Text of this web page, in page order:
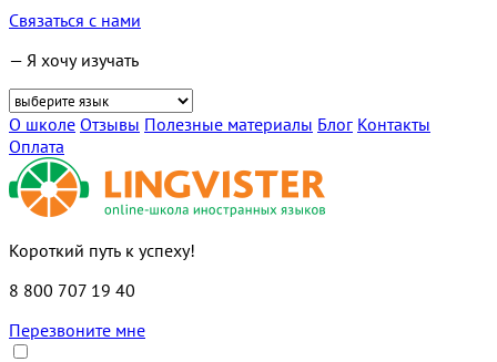
Связаться с нами
— Я хочу изучать
О школе Отзывы Полезные материалы Блог Контакты
Оплата
Короткий путь к успеху!
8 800 707 19 40
Перезвоните мне